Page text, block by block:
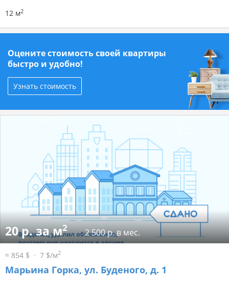
12 м2
Оцените стоимость своей квартиры
быстро и удобно!
Узнать стоимость
20 р. за м2 2 500 р. в мес.
≈ 854 $ 7 $/м2
Марьина Горка, ул. Буденого, д. 1